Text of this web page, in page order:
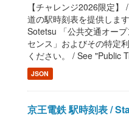
【チャレンジ2026限定
道の駅時刻表を提供しま
Sotetsu 「公共交通オー
センス」およびその特定
ください。 / See "Public
JSON
京王電鉄 駅時刻表 /